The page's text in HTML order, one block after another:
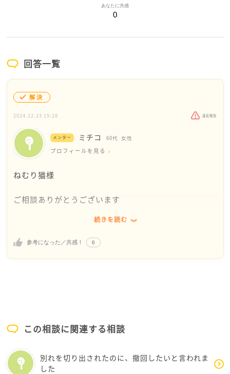
あなたに共感
0
回答一覧
解決
2024.12.23 15:28 違反報告
メンター ミチコ 60代 女性
プロフィールを見る
ねむり猫様
ご相談ありがとうございます
そのネッ友は、ねむり猫さんから手土産を貰ったこと
で、初めて気がついたのかもしれないです。「手土産
を持参するといいんだ」と言うことに。
続きを読む
参考になった／共感！ 0
この相談に関連する相談
別れを切り出されたのに、撤回したいと言われま
した